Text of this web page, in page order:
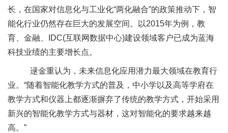
长，在国家对信息化与工业化“两化融合”的政策推动下，智
能化行业仍然存在巨大的发展空间。以2015年为例，教
育、金融、IDC(互联网数据中心)建设领域客户已成为蓝海
科技业绩的主要增长点。
逯金重认为，未来信息化应用潜力最大领域在教育行
业。“随着智能化教学方式的普及，中小学以及高等学府在
教学方式和仪器上都逐渐摒弃了传统的教学方式，开始采用
新兴的智能化教学方式与器材，这对智能化的要求越来越
高。”